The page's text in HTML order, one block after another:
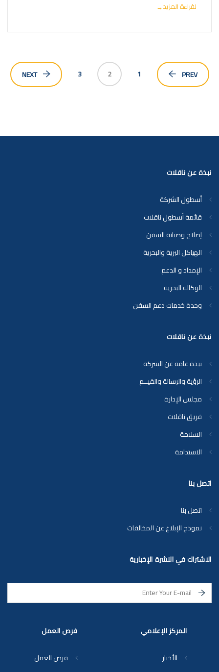
لقراءة المزيد→
PREV
1
2
3
NEXT
اتصل بنا
اتصل بنا
نموذج الإبلاغ عن المخالفات
الاشتراك في النشرة الإخبارية
فرص العمل
فرص العمل
المركز الإعلامي
الأخبار
نبذة عن ناقلات
أسطول الشركة
قائمة أسطول ناقلات
إصلاح وصيانة السفن
الهياكل البرية والبحرية
الإمداد و الدعم
الوكالة البحرية
وحدة خدمات دعم السفن
نبذة عن ناقلات
نبذة عامة عن الشركة
الرؤية والرسالة والقيــم
مجلس الإدارة
فريق ناقلات
السلامة
الاستدامة